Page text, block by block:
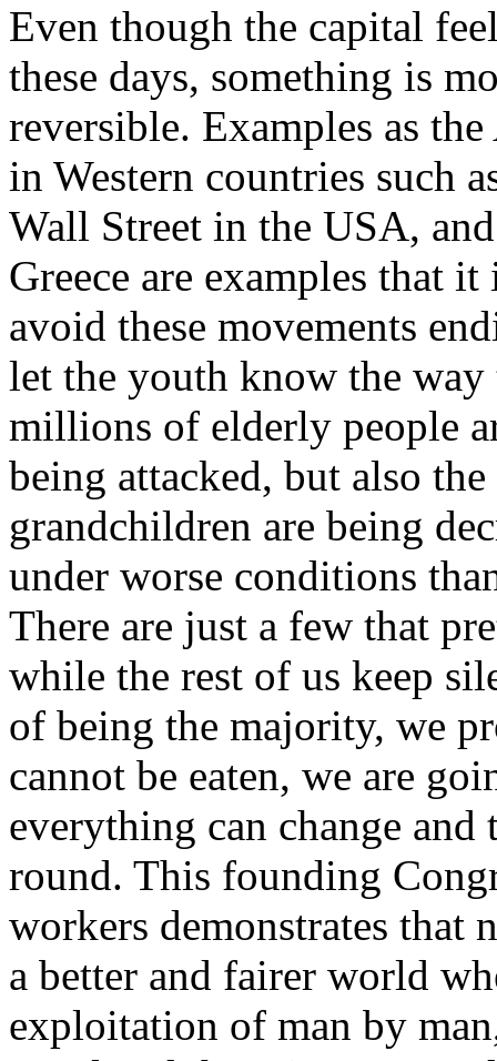
Even though the capital
these days, something is
reversible. Examples as
in Western countries such
Wall Street in the USA,
Greece are examples that
avoid these movements
let the youth know the way
millions of elderly people
being attacked, but also
grandchildren are being
under worse conditions
There are just a few that
while the rest of us keep
of being the majority, we
cannot be eaten, we are
everything can change
round. This founding
workers demonstrates that
a better and fairer world
exploitation of man by